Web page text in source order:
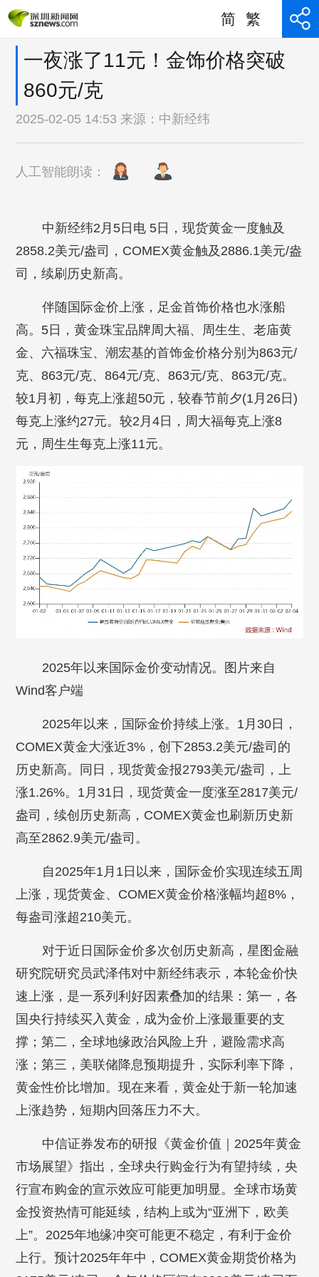
简 繁
一夜涨了11元！金饰价格突破
860元/克
2025-02-05 14:53 来源： 中新经纬
人工智能朗读：
中新经纬2月5日电 5日，现货黄金一度触及
2858.2美元/盎司，COMEX黄金触及2886.1美元/盎
司，续刷历史新高。
伴随国际金价上涨，足金首饰价格也水涨船
高。5日，黄金珠宝品牌周大福、周生生、老庙黄
金、六福珠宝、潮宏基的首饰金价格分别为863元/
克、863元/克、864元/克、863元/克、863元/克。
较1月初，每克上涨超50元，较春节前夕(1月26日)
每克上涨约27元。较2月4日，周大福每克上涨8
元，周生生每克上涨11元。
2025年以来国际金价变动情况。图片来自
Wind客户端
2025年以来，国际金价持续上涨。1月30日，
COMEX黄金大涨近3%，创下2853.2美元/盎司的
历史新高。同日，现货黄金报2793美元/盎司，上
涨1.26%。1月31日，现货黄金一度涨至2817美元/
盎司，续创历史新高，COMEX黄金也刷新历史新
高至2862.9美元/盎司。
自2025年1月1日以来，国际金价实现连续五周
上涨，现货黄金、COMEX黄金价格涨幅均超8%，
每盎司涨超210美元。
对于近日国际金价多次创历史新高，星图金融
研究院研究员武泽伟对中新经纬表示，本轮金价快
速上涨，是一系列利好因素叠加的结果：第一，各
国央行持续买入黄金，成为金价上涨最重要的支
撑；第二，全球地缘政治风险上升，避险需求高
涨；第三，美联储降息预期提升，实际利率下降，
黄金性价比增加。现在来看，黄金处于新一轮加速
上涨趋势，短期内回落压力不大。
中信证券发布的研报《黄金价值｜2025年黄金
市场展望》指出，全球央行购金行为有望持续，央
行宣布购金的宣示效应可能更加明显。全球市场黄
金投资热情可能延续，结构上或为“亚洲下，欧美
上”。2025年地缘冲突可能更不稳定，有利于金价
上行。预计2025年年中，COMEX黄金期货价格为